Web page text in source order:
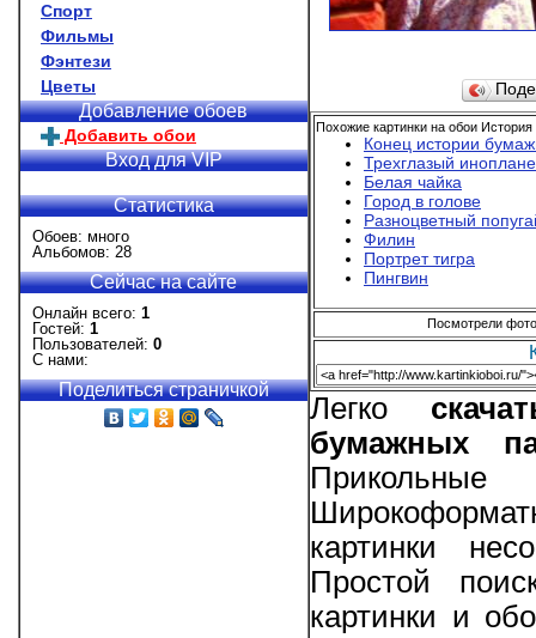
Спорт
Фильмы
Фэнтези
Цветы
Добавление обоев
Добавить обои
Вход для VIP
Статистика
Обоев: много
Альбомов: 28
Сейчас на сайте
Онлайн всего: 1
Гостей: 1
Пользователей: 0
С нами:
Поделиться страничкой
Похожие картинки на обои
Конец истории
Трехглазый
Белая чайка
Город в голове
Разноцветный
Филин
Портрет тигра
Пингвин
Посмотрели
Легко
бумажных
картинки
Простой
картинки и